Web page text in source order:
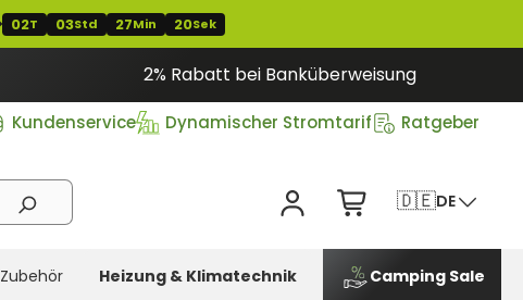
02T 03Std 27Min 19Sek
2% Rabatt bei Banküberweisung
Kundenservice Dynamischer Stromtarif Ratgeber
🇩🇪DE
Zubehör Heizung & Klimatechnik Camping Sale